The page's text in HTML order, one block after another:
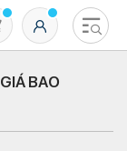
BAO